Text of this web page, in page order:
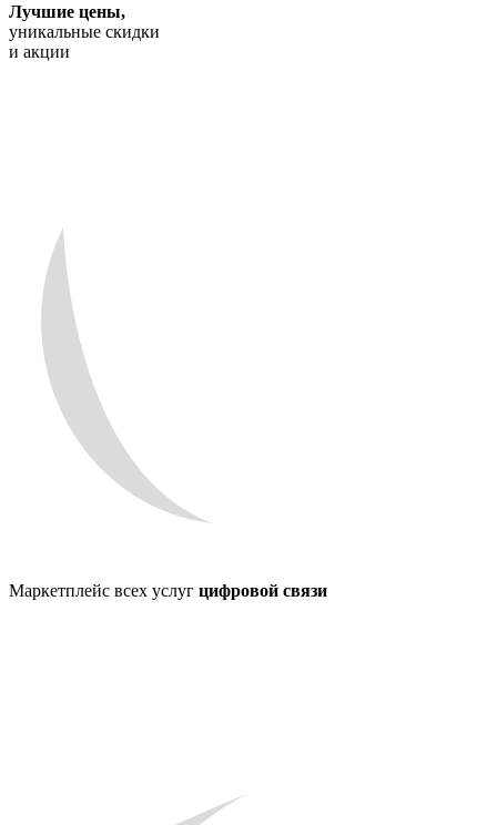
Лучшие цены,
уникальные скидки
и акции
Маркетплейс всех услуг цифровой связи